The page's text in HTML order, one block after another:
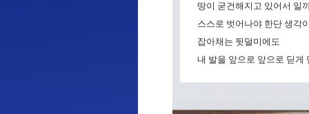
땅이 굳건해지고 있어서 일
스스로 벗어나야 한단 생각
잡아채는 뒷덜미에도
내 발을 앞으로 앞으로 딛게